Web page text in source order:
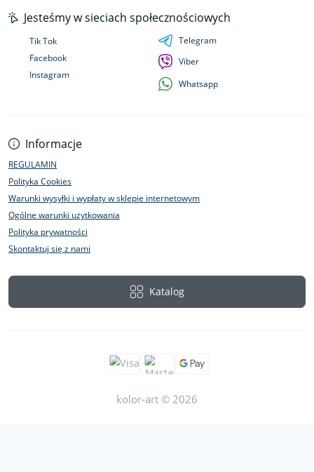
Informacje
REGULAMIN
Polityka Cookies
Warunki wysyłki i wypłaty w sklepie internetowym
Ogólne warunki użytkowania
Polityka prywatności
Skontaktuj się z nami
Katalog
Jesteśmy w sieciach społecznościowych
Tik Tok
Facebook
Instagram
Telegram
Viber
Whatsapp
kolor-art © 2026